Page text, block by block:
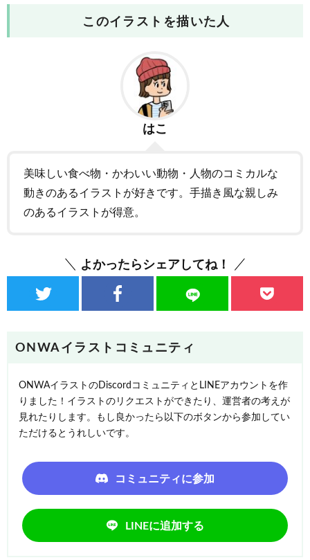
このイラストを描いた人
はこ
美味しい食べ物・かわいい動物・人物のコミカルな
動きのあるイラストが好きです。手描き風な親しみ
のあるイラストが得意。
よかったらシェアしてね！
ONWAイラストコミュニティ
ONWAイラストのDiscordコミュニティとLINEアカウントを作
りました！イラストのリクエストができたり、運営者の考えが
見れたりします。もし良かったら以下のボタンから参加してい
ただけるとうれしいです。
コミュニティに参加
LINEに追加する